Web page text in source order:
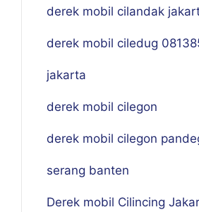
derek mobil cilandak
derek mobil ciledug
jakarta
derek mobil cilegon
derek mobil cilegon
serang banten
Derek mobil Cilincing